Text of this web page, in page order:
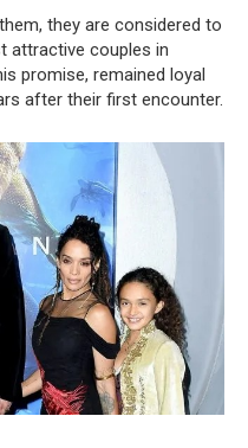
they are considered to
attractive couples in
promise, remained loyal
after their first encounter.